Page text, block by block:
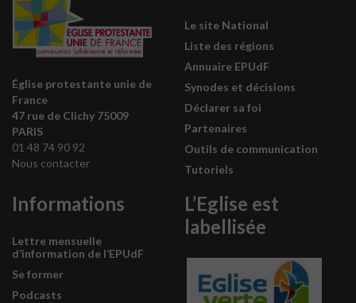
Église protestante unie de
France
47 rue de Clichy 75009
PARIS
01 48 74 90 92
Nous contacter
Le site National
Liste des régions
Annuaire EPUdF
Synodes et décisions
Déclarer sa foi
Partenaires
Outils de communication
Tutoriels
Informations
Lettre mensuelle
d’information de l’EPUdF
Se former
Podcasts
L’Eglise est
labellisée